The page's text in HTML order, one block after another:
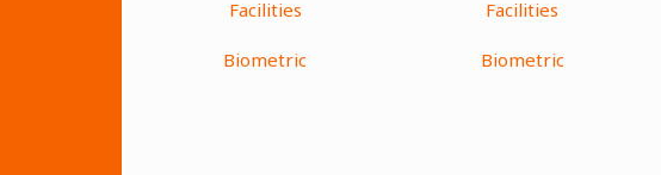
Facilities
Biometric
Facilities
Biometric